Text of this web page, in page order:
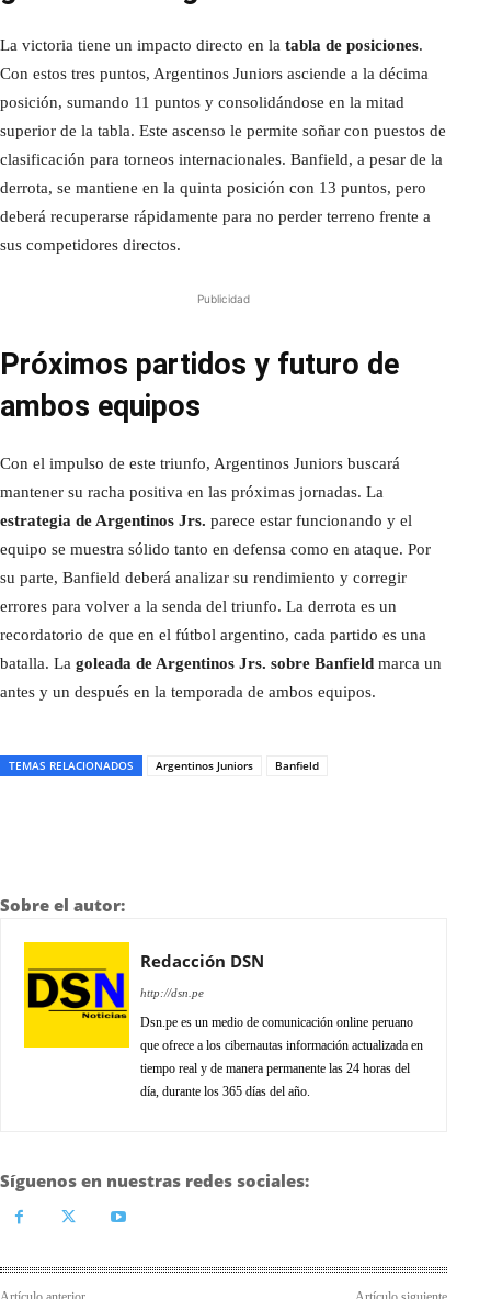
La victoria tiene un impacto directo en la tabla de posiciones.
Con estos tres puntos, Argentinos Juniors asciende a la décima
posición, sumando 11 puntos y consolidándose en la mitad
superior de la tabla. Este ascenso le permite soñar con puestos de
clasificación para torneos internacionales. Banfield, a pesar de la
derrota, se mantiene en la quinta posición con 13 puntos, pero
deberá recuperarse rápidamente para no perder terreno frente a
sus competidores directos.
Publicidad
Próximos partidos y futuro de
ambos equipos
Con el impulso de este triunfo, Argentinos Juniors buscará
mantener su racha positiva en las próximas jornadas. La
estrategia de Argentinos Jrs. parece estar funcionando y el
equipo se muestra sólido tanto en defensa como en ataque. Por
su parte, Banfield deberá analizar su rendimiento y corregir
errores para volver a la senda del triunfo. La derrota es un
recordatorio de que en el fútbol argentino, cada partido es una
batalla. La goleada de Argentinos Jrs. sobre Banfield marca un
antes y un después en la temporada de ambos equipos.
TEMAS RELACIONADOS Argentinos Juniors Banfield
Sobre el autor:
Redacción DSN
http://dsn.pe
Dsn.pe es un medio de comunicación online peruano
que ofrece a los cibernautas información actualizada en
tiempo real y de manera permanente las 24 horas del
día, durante los 365 días del año.
Síguenos en nuestras redes sociales: